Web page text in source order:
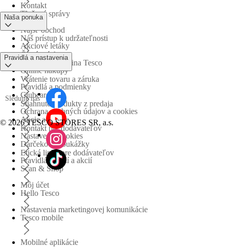
Tlačové správy
Náš prístup k udržateľnosti
Obchodná skupina Tesco
Kontakt
Nájsť obchod
Časté otázky
Vrátenie tovaru a záruka
Stiahnuté produkty z predaja
Kontakt pre dodávateľov
Etická linka pre dodávateľov
Naša ponuka
Akciové letáky
Online nákupy
Clubcard
Akcie a súťaže
Darčekové poukážky
Scan & Shop
Hello Tesco
Tesco mobile
Mobilné aplikácie
Pravidlá a nastavenia
Pravidlá a podmienky
Ochrana osobných údajov a cookies
Nastavenia cookies
Pravidlá súťaží a akcií
Môj účet
Nastavenia marketingovej komunikácie
Sledujte nás
© 2026 TESCO STORES SR, a.s.